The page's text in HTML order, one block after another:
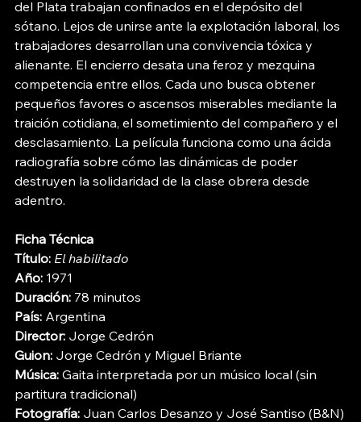
del Plata trabajan confinados en el depósito del
sótano. Lejos de unirse ante la explotación laboral, los
trabajadores desarrollan una convivencia tóxica y
alienante. El encierro desata una feroz y mezquina
competencia entre ellos. Cada uno busca obtener
pequeños favores o ascensos miserables mediante la
traición cotidiana, el sometimiento del compañero y el
desclasamiento. La película funciona como una ácida
radiografía sobre cómo las dinámicas de poder
destruyen la solidaridad de la clase obrera desde
adentro.
Ficha Técnica
Título: El habilitado
Año: 1971
Duración: 78 minutos
País: Argentina
Director: Jorge Cedrón
Guion: Jorge Cedrón y Miguel Briante
Música: Gaita interpretada por un músico local (sin
partitura tradicional)
Fotografía: Juan Carlos Desanzo y José Santiso (B&N)